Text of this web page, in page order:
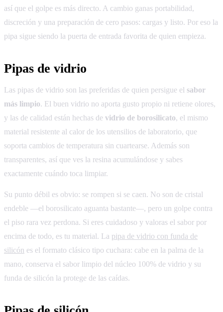
así que el golpe es más directo. A cambio ganas portabilidad,
discreción y una preparación de cero pasos: cargas y listo. Por eso la
pipa sigue siendo la puerta de entrada favorita de quien empieza.
Pipas de vidrio
Las pipas de vidrio son las preferidas de quien persigue el sabor
más limpio. El buen vidrio no aporta gusto propio ni retiene olores,
y las de calidad están hechas de vidrio de borosilicato, el mismo
material resistente al calor de los utensilios de laboratorio, que
soporta cambios de temperatura sin cuartearse. Además son
transparentes, así que ves la resina acumulándose y sabes
exactamente cuándo toca limpiar.
Su punto débil es obvio: se rompen si se caen. No son de cristal
endeble —el borosilicato aguanta bastante—, pero un golpe contra
el piso rara vez perdona. Si eres cuidadoso y valoras el sabor por
encima de todo, es tu material. La pipa de vidrio con funda de
silicón es el formato clásico tipo cuchara: cabe en la palma de la
mano, conserva el sabor limpio del núcleo 100% de vidrio y su
funda de silicón la protege de las caídas.